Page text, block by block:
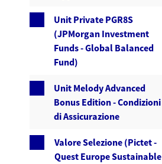
Unit Private PGR8S
(JPMorgan Investment
Funds - Global Balanced
Fund)
Unit Melody Advanced
Bonus Edition - Condizioni
di Assicurazione
Valore Selezione (Pictet -
Quest Europe Sustainable